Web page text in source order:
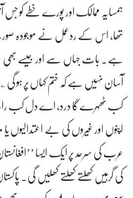
ہمسایہ ممالک اور پورے خطے کو جس
تھا، اس کے ردعمل نے موجودہ
ہے۔ بات جہاں سے اور جیسے بھی
آسان نہیں ہے کہ ختم کہاں پر ہو گی ؂
کب ٹھہرے گا درد، اے دل کب
اپنوں اور غیروں کی بے
عرب کی سرحد پر ایک ایسا
کی گرہیں کھلتے کھلتے کھلیں گی۔